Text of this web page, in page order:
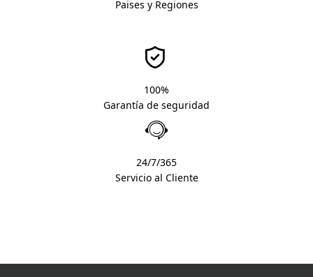
Paises y Regiones
100%
Garantía de seguridad
24/7/365
Servicio al Cliente